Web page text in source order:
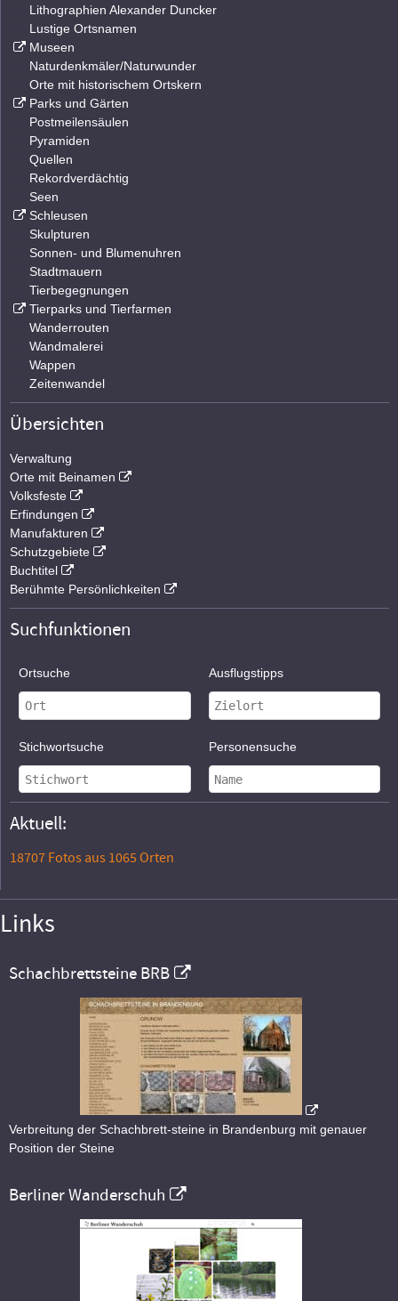
Lithographien Alexander Duncker
Lustige Ortsnamen
Museen
Naturdenkmäler/Naturwunder
Orte mit historischem Ortskern
Parks und Gärten
Postmeilensäulen
Pyramiden
Quellen
Rekordverdächtig
Seen
Schleusen
Skulpturen
Sonnen- und Blumenuhren
Stadtmauern
Tierbegegnungen
Tierparks und Tierfarmen
Wanderrouten
Wandmalerei
Wappen
Zeitenwandel
Übersichten
Verwaltung
Orte mit Beinamen
Volksfeste
Erfindungen
Manufakturen
Schutzgebiete
Buchtitel
Berühmte Persönlichkeiten
Suchfunktionen
Ortsuche Ausflugstipps
Stichwortsuche Personensuche
Aktuell:
18707 Fotos aus 1065 Orten
Links
Schachbrettsteine BRB
Verbreitung der Schachbrett-steine in Brandenburg mit genauer
Position der Steine
Berliner Wanderschuh